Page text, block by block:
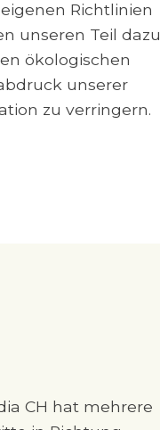
Richtlinien
unseren Teil dazu
ökologischen
unserer
zu verringern.
CH hat mehrere